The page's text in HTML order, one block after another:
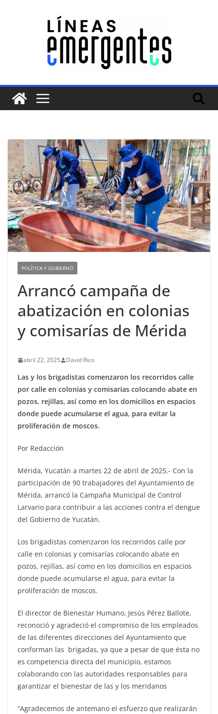
POLÍTICA Y GOBIERNO
Arrancó campaña de
abatización en colonias
y comisarías de Mérida
abril 22, 2025 David Rico
Las y los brigadistas comenzaron los recorridos calle
por calle en colonias y comisarías colocando abate en
pozos, rejillas, así como en los domicilios en espacios
donde puede acumularse el agua, para evitar la
proliferación de moscos.
Por Redacción
Mérida, Yucatán a martes 22 de abril de 2025.- Con la
participación de 90 trabajadores del Ayuntamiento de
Mérida, arrancó la Campaña Municipal de Control
Larvario para contribuir a las acciones contra el dengue
del Gobierno de Yucatán.
Los brigadistas comenzaron los recorridos calle por
calle en colonias y comisarías colocando abate en
pozos, rejillas, así como en los domicilios en espacios
donde puede acumularse el agua, para evitar la
proliferación de moscos.
El director de Bienestar Humano, Jesús Pérez Ballote,
reconoció y agradeció el compromiso de los empleados
de las diferentes direcciones del Ayuntamiento que
conforman las brigadas, ya que a pesar de que ésta no
es competencia directa del municipio, estamos
colaborando con las autoridades responsables para
garantizar el bienestar de las y los meridanos
“Agradecemos de antemano el esfuerzo que realizarán